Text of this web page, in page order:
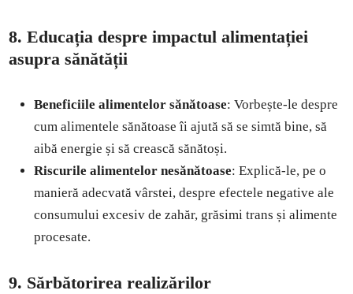
8. Educația despre impactul alimentației
asupra sănătății
Beneficiile alimentelor sănătoase: Vorbește-le despre
cum alimentele sănătoase îi ajută să se simtă bine, să
aibă energie și să crească sănătoși.
Riscurile alimentelor nesănătoase: Explică-le, pe o
manieră adecvată vârstei, despre efectele negative ale
consumului excesiv de zahăr, grăsimi trans și alimente
procesate.
9. Sărbătorirea realizărilor